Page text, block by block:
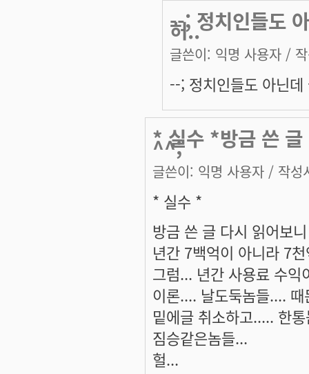
--; 정치인들도
허..
글쓴이: 익명 사용자 /
--; 정치인들도 아닌
* 실수 *방금 쓴 글
^^;
글쓴이: 익명 사용자 / 작성
* 실수 *
방금 쓴 글 다시 읽어보
년간 7백억이 아니라 7
그럼... 년간 사용료 수익
이론.... 날도둑놈들....
밑에글 취소하고..... 한
짐승같은놈들...
헐...